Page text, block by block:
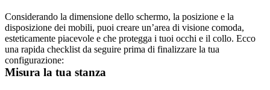
Considerando la dimensione dello schermo, la posizione e la
disposizione dei mobili, puoi creare un’area di visione comoda,
esteticamente piacevole e che protegga i tuoi occhi e il collo. Ecco
una rapida checklist da seguire prima di finalizzare la tua
configurazione:
Misura la tua stanza